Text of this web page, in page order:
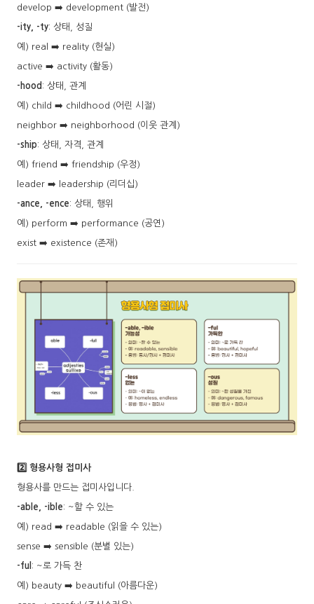
develop ➡️ development (발전)
-ity, -ty: 상태, 성질
예) real ➡️ reality (현실)
active ➡️ activity (활동)
-hood : 상태, 관계
예) child ➡️ childhood (어린 시절)
neighbor ➡️ neighborhood (이웃 관계)
-ship: 상태, 자격, 관계
예) friend ➡️ friendship (우정)
leader ➡️ leadership (리더십)
-ance, -ence: 상태, 행위
예) perform ➡️ performance (공연)
exist ➡️ existence (존재)
2️⃣ 형용사형 접미사
형용사를 만드는 접미사입니다.
-able, -ible: ~할 수 있는
예) read ➡️ readable (읽을 수 있는)
sense ➡️ sensible (분별 있는)
-ful : ~로 가득 찬
예) beauty ➡️ beautiful (아름다운)